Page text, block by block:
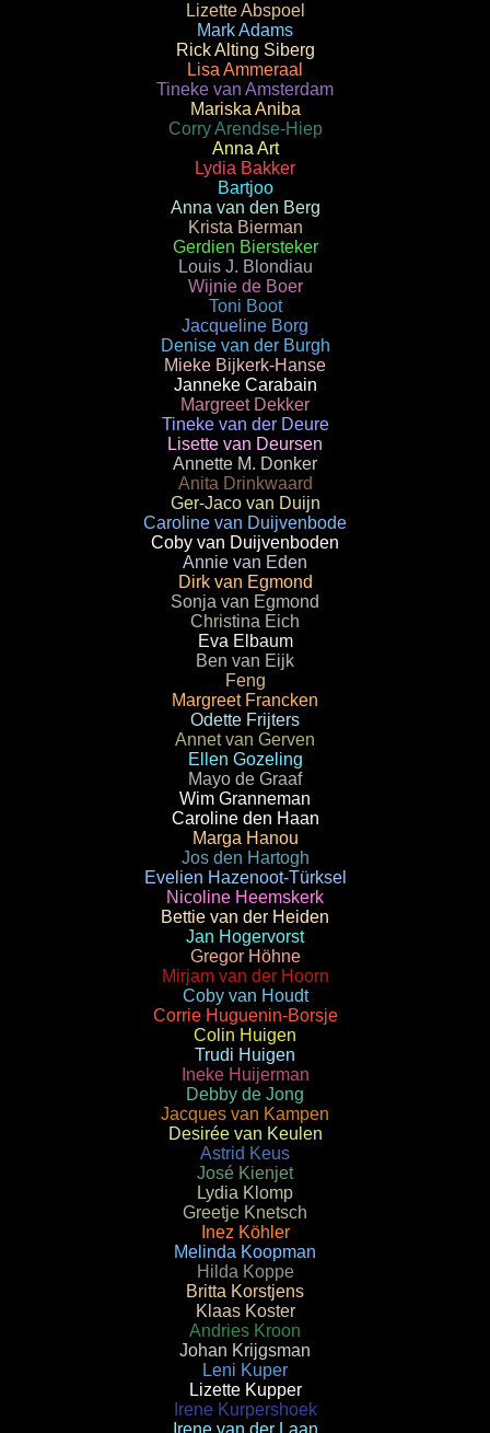
Lizette Abspoel
Mark Adams
Rick Alting Siberg
Lisa Ammeraal
Tineke van Amsterdam
Mariska Aniba
Corry Arendse-Hiep
Anna Art
Lydia Bakker
Bartjoo
Anna van den Berg
Krista Bierman
Gerdien Biersteker
Louis J. Blondiau
Wijnie de Boer
Toni Boot
Jacqueline Borg
Denise van der Burgh
Mieke Bijkerk-Hanse
Janneke Carabain
Margreet Dekker
Tineke van der Deure
Lisette van Deursen
Annette M. Donker
Anita Drinkwaard
Ger-Jaco van Duijn
Caroline van Duijvenbode
Coby van Duijvenboden
Annie van Eden
Dirk van Egmond
Sonja van Egmond
Christina Eich
Eva Elbaum
Ben van Eijk
Feng
Margreet Francken
Odette Frijters
Annet van Gerven
Ellen Gozeling
Mayo de Graaf
Wim Granneman
Caroline den Haan
Marga Hanou
Jos den Hartogh
Evelien Hazenoot-Türksel
Nicoline Heemskerk
Bettie van der Heiden
Jan Hogervorst
Gregor Höhne
Mirjam van der Hoorn
Coby van Houdt
Corrie Huguenin-Borsje
Colin Huigen
Trudi Huigen
Ineke Huijerman
Debby de Jong
Jacques van Kampen
Desirée van Keulen
Astrid Keus
José Kienjet
Lydia Klomp
Greetje Knetsch
Inez Köhler
Melinda Koopman
Hilda Koppe
Britta Korstjens
Klaas Koster
Andries Kroon
Johan Krijgsman
Leni Kuper
Lizette Kupper
Irene Kurpershoek
Irene van der Laan